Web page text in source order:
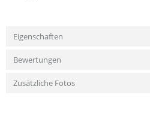
Eigenschaften
Bewertungen
Zusätzliche Fotos